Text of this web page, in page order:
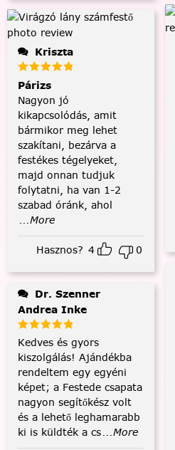
Kriszta
Párizs
Nagyon jó
kikapcsolódás, amit
bármikor meg lehet
szakítani, bezárva a
festékes tégelyeket,
majd onnan tudjuk
folytatni, ha van 1-2
szabad óránk, ahol
...More
Hasznos? 4 0
Andrea Inke
Kedves és gyors
kiszolgálás! Ajándékba
rendeltem egy egyéni
képet; a Festede csapata
nagyon segítőkész volt
és a lehető leghamarabb
ki is küldték a cs...More